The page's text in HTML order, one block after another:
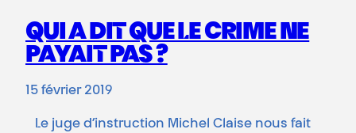
QUI A DIT QUE LE CRIME NE
PAYAIT PAS ?
15 février 2019
Le juge d’instruction Michel Claise nous fait